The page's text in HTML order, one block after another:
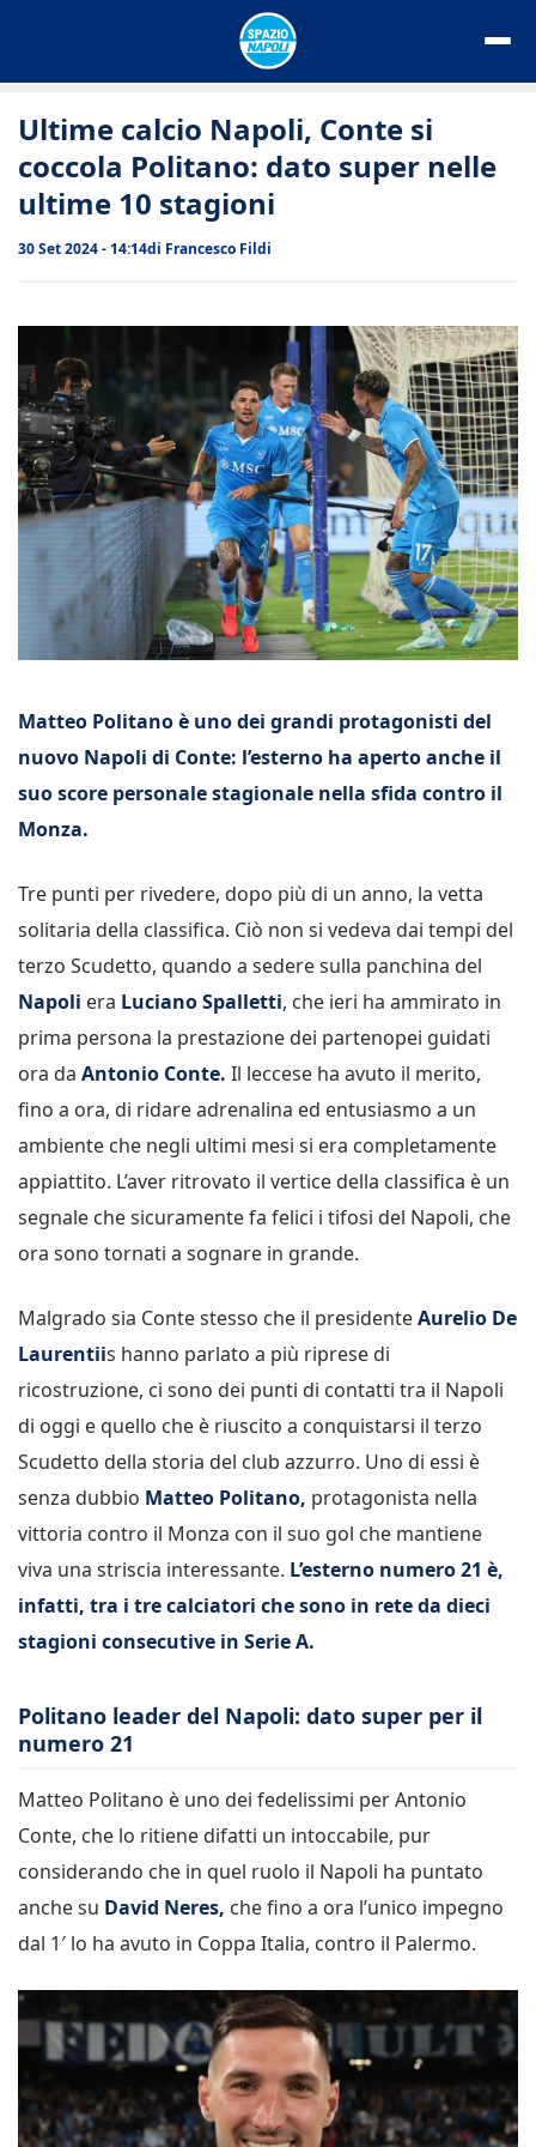
Ultime calcio Napoli, Conte si
coccola Politano: dato super nelle
ultime 10 stagioni
30 Set 2024 - 14:14di Francesco Fildi
Matteo Politano è uno dei grandi protagonisti del
nuovo Napoli di Conte: l’esterno ha aperto anche il
suo score personale stagionale nella sfida contro il
Monza.
Tre punti per rivedere, dopo più di un anno, la vetta
solitaria della classifica. Ciò non si vedeva dai tempi del
terzo Scudetto, quando a sedere sulla panchina del
Napoli era Luciano Spalletti, che ieri ha ammirato in
prima persona la prestazione dei partenopei guidati
ora da Antonio Conte. Il leccese ha avuto il merito,
fino a ora, di ridare adrenalina ed entusiasmo a un
ambiente che negli ultimi mesi si era completamente
appiattito. L’aver ritrovato il vertice della classifica è un
segnale che sicuramente fa felici i tifosi del Napoli, che
ora sono tornati a sognare in grande.
Malgrado sia Conte stesso che il presidenteAurelio De
Laurentiis hanno parlato a più riprese di
ricostruzione, ci sono dei punti di contatti tra il Napoli
di oggi e quello che è riuscito a conquistarsi il terzo
Scudetto della storia del club azzurro. Uno di essi è
senza dubbio Matteo Politano, protagonista nella
vittoria contro il Monza con il suo gol che mantiene
viva una striscia interessante. L’esterno numero 21 è,
infatti, tra i tre calciatori che sono in rete da dieci
stagioni consecutive in Serie A.
Politano leader del Napoli: dato super per il
numero 21
Matteo Politano è uno dei fedelissimi per Antonio
Conte, che lo ritiene difatti un intoccabile, pur
considerando che in quel ruolo il Napoli ha puntato
anche su David Neres, che fino a ora l’unico impegno
dal 1′ lo ha avuto in Coppa Italia, contro il Palermo.